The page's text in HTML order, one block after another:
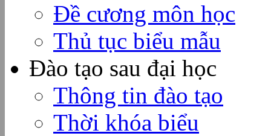
Đề cương môn học
Thủ tục biểu mẫu
Đào tạo sau đại học
Thông tin đào tạo
Thời khóa biểu